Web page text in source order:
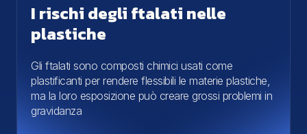
I rischi degli ftalati nelle
plastiche
Gli ftalati sono composti chimici usati come
plastificanti per rendere flessibili le materie plastiche,
ma la loro esposizione può creare grossi problemi in
gravidanza